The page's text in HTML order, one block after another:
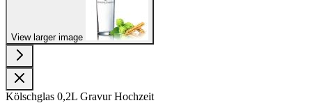
View larger image
Kölschglas 0,2L Gravur Hochzeit